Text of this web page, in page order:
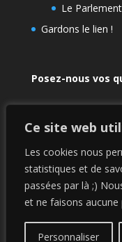
Ce site web
Les cookies nous
statistiques et de
passées par là ;)
et ne faisons aucune
Personnaliser
Le
Gardons le lien !
Posez-nous vos
Le Parlement de la
Mentions légales